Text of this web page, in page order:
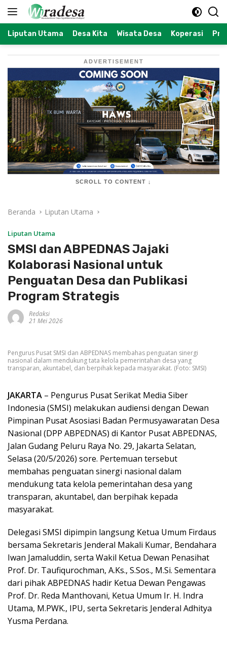
Langsung
Liputan Utama Desa Kita Wisata Desa Koperasi
ADVERTISEMENT
SCROLL TO CONTENT ↓
Beranda Liputan Utama
Liputan Utama
SMSI dan ABPEDNAS Jajaki
Kolaborasi Nasional untuk
Penguatan Desa dan Publikasi
Program Strategis
Redaksi
21 Mei 2026
Pengurus Pusat SMSI dan ABPEDNAS membahas penguatan sinergi
nasional dalam mendukung tata kelola pemerintahan desa yang
transparan, akuntabel, dan berpihak kepada masyarakat. (Foto: SMSI)
JAKARTA – Pengurus Pusat Serikat Media Siber
Indonesia (SMSI) melakukan audiensi dengan Dewan
Pimpinan Pusat Asosiasi Badan Permusyawaratan Desa
Nasional (DPP ABPEDNAS) di Kantor Pusat ABPEDNAS,
Jalan Gudang Peluru Raya No. 29, Jakarta Selatan,
Selasa (20/5/2026) sore. Pertemuan tersebut
membahas penguatan sinergi nasional dalam
mendukung tata kelola pemerintahan desa yang
transparan, akuntabel, dan berpihak kepada
masyarakat.
Delegasi SMSI dipimpin langsung Ketua Umum Firdaus
bersama Sekretaris Jenderal Makali Kumar, Bendahara
Iwan Jamaluddin, serta Wakil Ketua Dewan Penasihat
Prof. Dr. Taufiqurochman, A.Ks., S.Sos., M.Si. Sementara
dari pihak ABPEDNAS hadir Ketua Dewan Pengawas
Prof. Dr. Reda Manthovani, Ketua Umum Ir. H. Indra
Utama, M.PWK., IPU, serta Sekretaris Jenderal Adhitya
Yusma Perdana.